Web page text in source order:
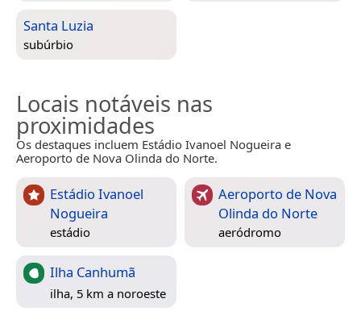
Santa Luzia
subúrbio
Locais notáveis nas
proximidades
Os destaques incluem Estádio Ivanoel Nogueira e
Aeroporto de Nova Olinda do Norte.
Estádio Ivanoel
Nogueira
estádio
Aeroporto de Nova
Olinda do Norte
aeródromo
Ilha Canhumã
ilha, 5 km a noroeste